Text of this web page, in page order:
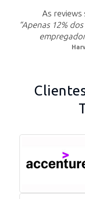
As
“Apenas 12%